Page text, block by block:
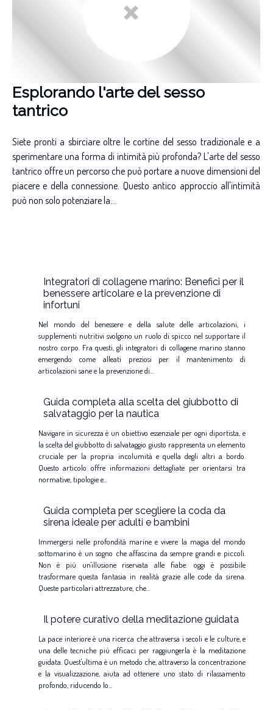
Esplorando l'arte del sesso
tantrico
Siete pronti a sbirciare oltre le cortine del sesso tradizionale e a
sperimentare una forma di intimità più profonda? L'arte del sesso
tantrico offre un percorso che può portare a nuove dimensioni del
piacere e della connessione. Questo antico approccio all'intimità
può non solo potenziare la...
Integratori di collagene marino: Benefici per il
benessere articolare e la prevenzione di
infortuni
Nel mondo del benessere e della salute delle articolazioni, i
supplementi nutritivi svolgono un ruolo di spicco nel supportare il
nostro corpo. Fra questi, gli integratori di collagene marino stanno
emergendo come alleati preziosi per il mantenimento di
articolazioni sane e la prevenzione di...
Guida completa alla scelta del giubbotto di
salvataggio per la nautica
Navigare in sicurezza è un obiettivo essenziale per ogni diportista, e
la scelta del giubbotto di salvataggio giusto rappresenta un elemento
cruciale per la propria incolumità e quella degli altri a bordo.
Questo articolo offre informazioni dettagliate per orientarsi tra
normative, tipologie e...
Guida completa per scegliere la coda da
sirena ideale per adulti e bambini
Immergersi nelle profondità marine e vivere la magia del mondo
sottomarino è un sogno che affascina da sempre grandi e piccoli.
Non è più un'illusione riservata alle fiabe: oggi è possibile
trasformare questa fantasia in realità grazie alle code da sirena.
Queste particolari attrezzature, che...
Il potere curativo della meditazione guidata
La pace interiore è una ricerca che attraversa i secoli e le culture, e
una delle tecniche più efficaci per raggiungerla è la meditazione
guidata. Quest'ultima è un metodo che, attraverso la concentrazione
e la visualizzazione, aiuta ad ottenere uno stato di rilassamento
profondo, riducendo lo...